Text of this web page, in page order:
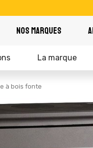
NOS MARQUES
à bois fonte
La marque